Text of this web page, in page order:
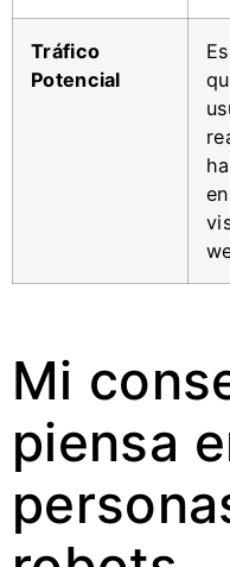
Tráfico
Potencial
Mi
piensa